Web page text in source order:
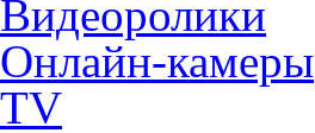
Видеоролики
Онлайн-камеры
TV